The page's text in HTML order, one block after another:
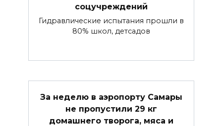
соцучреждений
Гидравлические испытания прошли в
80% школ, детсадов
За неделю в аэропорту Самары
не пропустили 29 кг
домашнего творога, мяса и